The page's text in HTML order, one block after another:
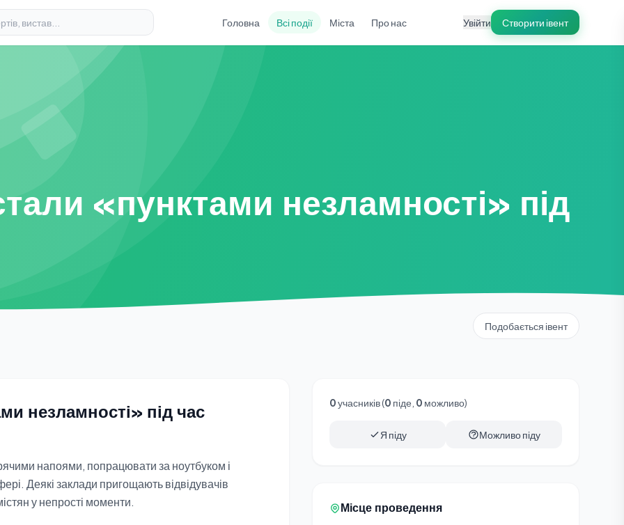
Головна Всі події Міста Про нас Увійти Створити івент
«пунктами незламності» під
Подобається івент
незламності» під час
напоями, попрацювати за ноутбуком і
Деякі заклади пригощають відвідувачів
у непрості моменти.
0учасників (0 піде, 0 можливо)
Я піду Можливо піду
Місце проведення